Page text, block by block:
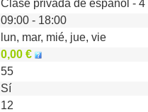
09:00 - 18:00
lun, mar, mié, jue, vie
0,00 €
55
Sí
12